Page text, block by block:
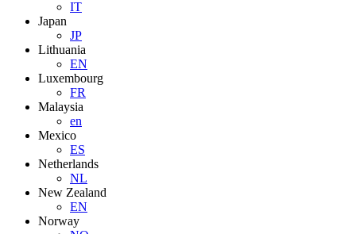
IT
Japan
JP
Lithuania
EN
Luxembourg
FR
Malaysia
en
Mexico
ES
Netherlands
NL
New Zealand
EN
Norway